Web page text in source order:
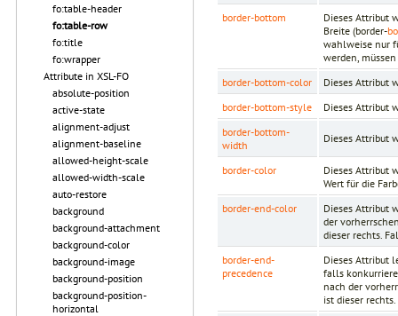
fo:table-header
fo:table-row
fo:title
fo:wrapper
Attribute in XSL-FO
absolute-position
active-state
alignment-adjust
alignment-baseline
allowed-height-scale
allowed-width-scale
auto-restore
background
background-attachment
background-color
background-image
background-position
background-position-
horizontal
border-bottom
Dieses Attribut
Breite (border-
wahlweise nur
werden,
border-bottom-color
Dieses Attribut
border-bottom-style
Dieses Attribut
border-bottom-
width
Dieses Attribut
border-color
Dieses Attribut
Wert für die
border-end-color
Dieses Attribut
der
dieser rechts.
border-end-
precedence
Dieses Attribut
falls
nach der
ist dieser